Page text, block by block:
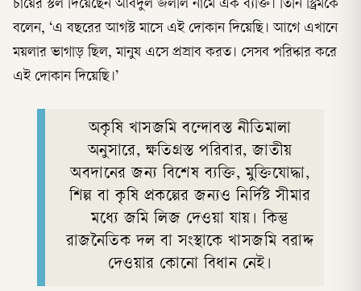
চায়ের স্টল দিয়েছেন আবদুল জলীল নামে এক ব্যক্তি। তিনি স্ট্রিমকে
বলেন, ‘এ বছরের আগস্ট মাসে এই দোকান দিয়েছি। আগে এখানে
ময়লার ভাগাড় ছিল, মানুষ এসে প্রস্রাব করত। সেসব পরিষ্কার করে
এই দোকান দিয়েছি।’
অকৃষি খাসজমি বন্দোবস্ত নীতিমালা
অনুসারে, ক্ষতিগ্রস্ত পরিবার, জাতীয়
অবদানের জন্য বিশেষ ব্যক্তি, মুক্তিযোদ্ধা,
শিল্প বা কৃষি প্রকল্পের জন্যও নির্দিষ্ট সীমার
মধ্যে জমি লিজ দেওয়া যায়। কিন্তু
রাজনৈতিক দল বা সংস্থাকে খাসজমি বরাদ্দ
দেওয়ার কোনো বিধান নেই।